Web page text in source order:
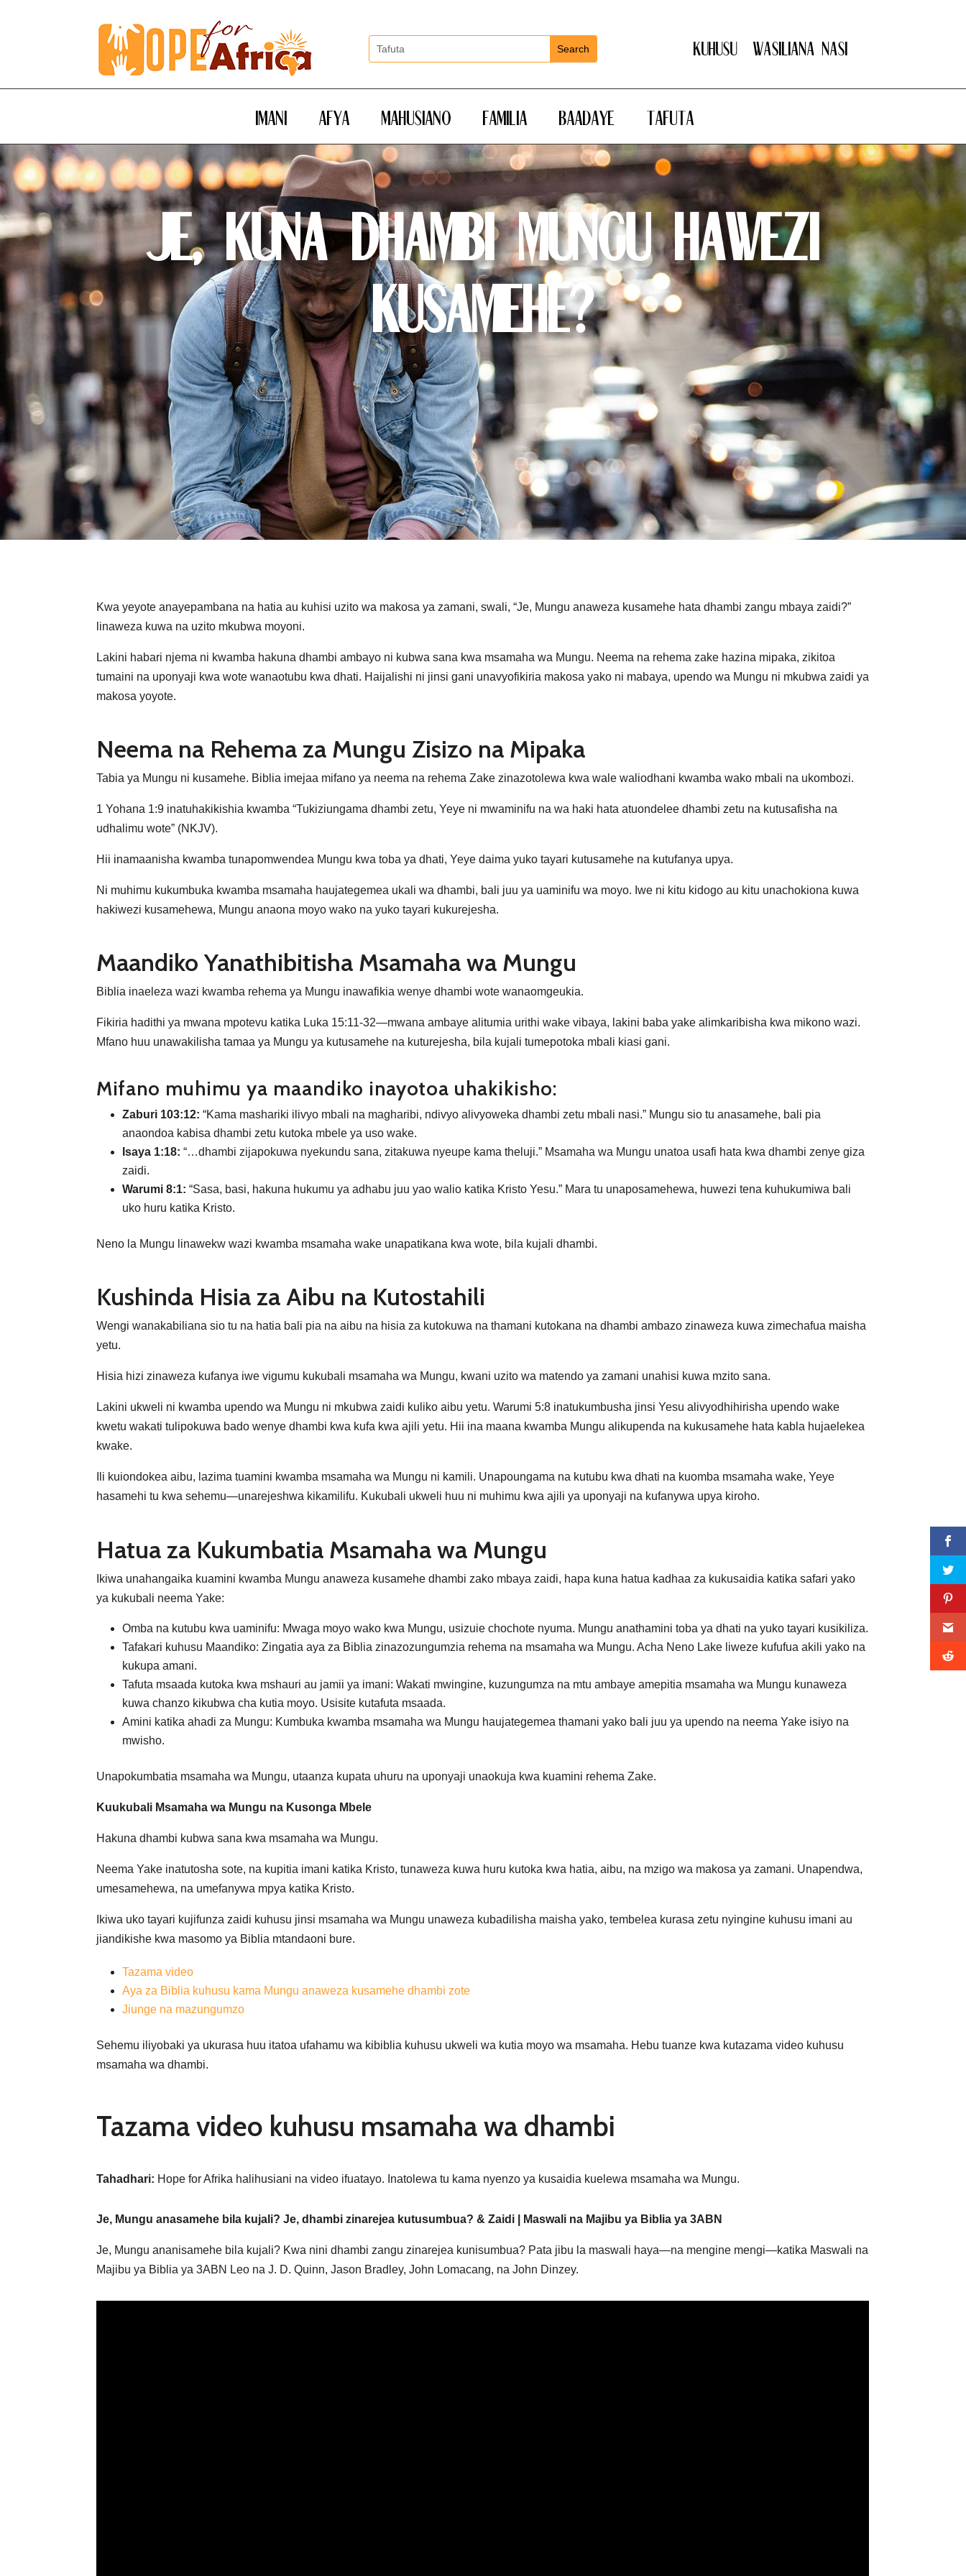
Kuhusu Wasiliana nasi
Imani Afya Mahusiano Familia Baadaye Tafuta
Je, Kuna Dhambi Mungu Hawezi
Kusamehe?
Kwa yeyote anayepambana na hatia au kuhisi uzito wa makosa ya zamani, swali, “Je, Mungu anaweza kusamehe hata dhambi zangu mbaya zaidi?”
linaweza kuwa na uzito mkubwa moyoni.
Lakini habari njema ni kwamba hakuna dhambi ambayo ni kubwa sana kwa msamaha wa Mungu. Neema na rehema zake hazina mipaka, zikitoa
tumaini na uponyaji kwa wote wanaotubu kwa dhati. Haijalishi ni jinsi gani unavyofikiria makosa yako ni mabaya, upendo wa Mungu ni mkubwa zaidi ya
makosa yoyote.
Neema na Rehema za Mungu Zisizo na Mipaka
Tabia ya Mungu ni kusamehe. Biblia imejaa mifano ya neema na rehema Zake zinazotolewa kwa wale waliodhani kwamba wako mbali na ukombozi.
1 Yohana 1:9 inatuhakikishia kwamba “Tukiziungama dhambi zetu, Yeye ni mwaminifu na wa haki hata atuondelee dhambi zetu na kutusafisha na
udhalimu wote” (NKJV).
Hii inamaanisha kwamba tunapomwendea Mungu kwa toba ya dhati, Yeye daima yuko tayari kutusamehe na kutufanya upya.
Ni muhimu kukumbuka kwamba msamaha haujategemea ukali wa dhambi, bali juu ya uaminifu wa moyo. Iwe ni kitu kidogo au kitu unachokiona kuwa
hakiwezi kusamehewa, Mungu anaona moyo wako na yuko tayari kukurejesha.
Maandiko Yanathibitisha Msamaha wa Mungu
Biblia inaeleza wazi kwamba rehema ya Mungu inawafikia wenye dhambi wote wanaomgeukia.
Fikiria hadithi ya mwana mpotevu katika Luka 15:11-32—mwana ambaye alitumia urithi wake vibaya, lakini baba yake alimkaribisha kwa mikono wazi.
Mfano huu unawakilisha tamaa ya Mungu ya kutusamehe na kuturejesha, bila kujali tumepotoka mbali kiasi gani.
Mifano muhimu ya maandiko inayotoa uhakikisho:
Zaburi 103:12: “Kama mashariki ilivyo mbali na magharibi, ndivyo alivyoweka dhambi zetu mbali nasi.” Mungu sio tu anasamehe, bali pia
anaondoa kabisa dhambi zetu kutoka mbele ya uso wake.
Isaya 1:18: “…dhambi zijapokuwa nyekundu sana, zitakuwa nyeupe kama theluji.” Msamaha wa Mungu unatoa usafi hata kwa dhambi zenye giza
zaidi.
Warumi 8:1: “Sasa, basi, hakuna hukumu ya adhabu juu yao walio katika Kristo Yesu.” Mara tu unaposamehewa, huwezi tena kuhukumiwa bali
uko huru katika Kristo.
Neno la Mungu linawekw wazi kwamba msamaha wake unapatikana kwa wote, bila kujali dhambi.
Kushinda Hisia za Aibu na Kutostahili
Wengi wanakabiliana sio tu na hatia bali pia na aibu na hisia za kutokuwa na thamani kutokana na dhambi ambazo zinaweza kuwa zimechafua maisha
yetu.
Hisia hizi zinaweza kufanya iwe vigumu kukubali msamaha wa Mungu, kwani uzito wa matendo ya zamani unahisi kuwa mzito sana.
Lakini ukweli ni kwamba upendo wa Mungu ni mkubwa zaidi kuliko aibu yetu. Warumi 5:8 inatukumbusha jinsi Yesu alivyodhihirisha upendo wake
kwetu wakati tulipokuwa bado wenye dhambi kwa kufa kwa ajili yetu. Hii ina maana kwamba Mungu alikupenda na kukusamehe hata kabla hujaelekea
kwake.
Ili kuiondokea aibu, lazima tuamini kwamba msamaha wa Mungu ni kamili. Unapoungama na kutubu kwa dhati na kuomba msamaha wake, Yeye
hasamehi tu kwa sehemu—unarejeshwa kikamilifu. Kukubali ukweli huu ni muhimu kwa ajili ya uponyaji na kufanywa upya kiroho.
Hatua za Kukumbatia Msamaha wa Mungu
Ikiwa unahangaika kuamini kwamba Mungu anaweza kusamehe dhambi zako mbaya zaidi, hapa kuna hatua kadhaa za kukusaidia katika safari yako
ya kukubali neema Yake:
Omba na kutubu kwa uaminifu: Mwaga moyo wako kwa Mungu, usizuie chochote nyuma. Mungu anathamini toba ya dhati na yuko tayari kusikiliza.
Tafakari kuhusu Maandiko: Zingatia aya za Biblia zinazozungumzia rehema na msamaha wa Mungu. Acha Neno Lake liweze kufufua akili yako na
kukupa amani.
Tafuta msaada kutoka kwa mshauri au jamii ya imani: Wakati mwingine, kuzungumza na mtu ambaye amepitia msamaha wa Mungu kunaweza
kuwa chanzo kikubwa cha kutia moyo. Usisite kutafuta msaada.
Amini katika ahadi za Mungu: Kumbuka kwamba msamaha wa Mungu haujategemea thamani yako bali juu ya upendo na neema Yake isiyo na
mwisho.
Unapokumbatia msamaha wa Mungu, utaanza kupata uhuru na uponyaji unaokuja kwa kuamini rehema Zake.
Kuukubali Msamaha wa Mungu na Kusonga Mbele
Hakuna dhambi kubwa sana kwa msamaha wa Mungu.
Neema Yake inatutosha sote, na kupitia imani katika Kristo, tunaweza kuwa huru kutoka kwa hatia, aibu, na mzigo wa makosa ya zamani. Unapendwa,
umesamehewa, na umefanywa mpya katika Kristo.
Ikiwa uko tayari kujifunza zaidi kuhusu jinsi msamaha wa Mungu unaweza kubadilisha maisha yako, tembelea kurasa zetu nyingine kuhusu imani au
jiandikishe kwa masomo ya Biblia mtandaoni bure.
Tazama video
Aya za Biblia kuhusu kama Mungu anaweza kusamehe dhambi zote
Jiunge na mazungumzo
Sehemu iliyobaki ya ukurasa huu itatoa ufahamu wa kibiblia kuhusu ukweli wa kutia moyo wa msamaha. Hebu tuanze kwa kutazama video kuhusu
msamaha wa dhambi.
Tazama video kuhusu msamaha wa dhambi
Tahadhari: Hope for Afrika halihusiani na video ifuatayo. Inatolewa tu kama nyenzo ya kusaidia kuelewa msamaha wa Mungu.
Je, Mungu anasamehe bila kujali? Je, dhambi zinarejea kutusumbua? & Zaidi | Maswali na Majibu ya Biblia ya 3ABN
Je, Mungu ananisamehe bila kujali? Kwa nini dhambi zangu zinarejea kunisumbua? Pata jibu la maswali haya—na mengine mengi—katika Maswali na
Majibu ya Biblia ya 3ABN Leo na J. D. Quinn, Jason Bradley, John Lomacang, na John Dinzey.